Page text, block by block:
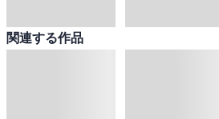
関連する作品